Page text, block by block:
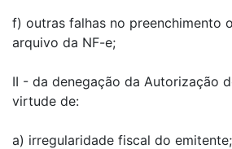
f) outras falhas no preenchimento
arquivo da NF-e;
II - da denegação da Autorização
virtude de:
a) irregularidade fiscal do emitente;